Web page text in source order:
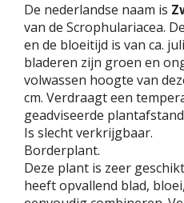
De nederlandse naam is
van de Scrophulariacea.
en de bloeitijd is van ca.
bladeren zijn groen en
volwassen hoogte van
cm. Verdraagt een
geadviseerde
Is slecht verkrijgbaar.
Borderplant.
Deze plant is zeer
heeft opvallend blad,